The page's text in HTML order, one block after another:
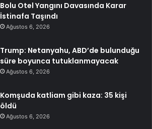
Bolu Otel Yangını Davasında Karar
İstinafa Taşındı
Ağustos 6, 2026
Trump: Netanyahu, ABD’de bulunduğu
süre boyunca tutuklanmayacak
Ağustos 6, 2026
Komşuda katliam gibi kaza: 35 kişi
öldü
Ağustos 6, 2026